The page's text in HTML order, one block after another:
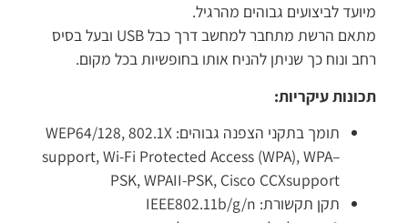
לביצועים גבוהים מהרגיל.
הרשת מתחבר למחשב דרך כבלUSBובעל בסיס
ונוח כך שניתן להניח אותו בחופשיות בכל מקום.
עיקריות:
תומך בתקני הצפנה גבוהים:
WEP64/128, 802.1X
support, Wi-Fi Protected Access (WPA),
PSK,WPAII-PSK, CiscoCCXsupport
תקן תקשורת:
IEEE802.11b/g/n